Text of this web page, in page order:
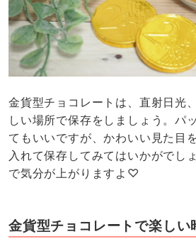
金貨型チョコレートは、直射日光
しい場所で保存をしましょう。パ
てもいいですが、かわいい見た目
入れて保存してみてはいかがでし
で気分が上がりますよ♡
金貨型チョコレートで楽しい